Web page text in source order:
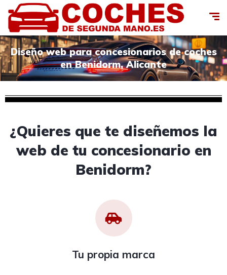
Diseño web para concesionarios de coches
en Benidorm, Alicante
¿Quieres que te diseñemos la
web de tu concesionario en
Benidorm?
Tu propia marca